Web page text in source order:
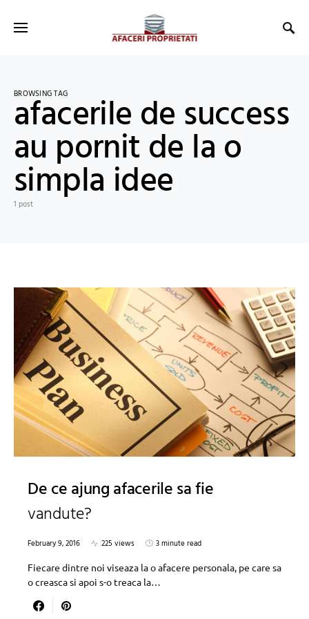
BROWSING TAG
afacerile de success
au pornit de la o
simpla idee
1 post
De ce ajung afacerile sa fie
vandute?
February 9, 2016 225 views
3 minute read
Fiecare dintre noi viseaza la o afacere personala, pe care sa
o creasca si apoi s-o treaca la…